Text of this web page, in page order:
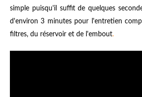
simple puisqu'il suffit de quelques
d'environ 3 minutes pour l'entretien
filtres, du réservoir et de l'embout.